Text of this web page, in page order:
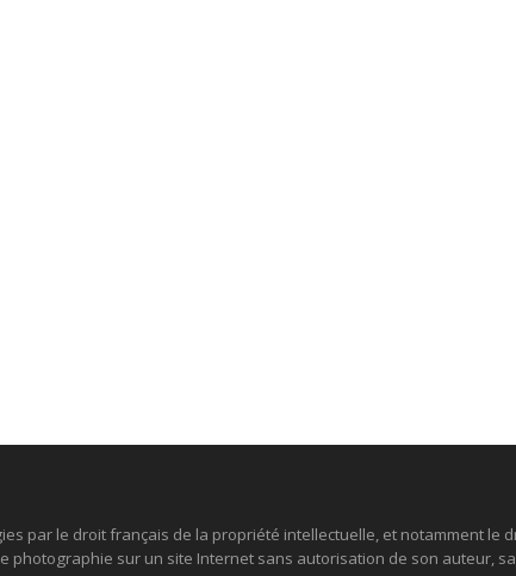
par le droit français de la propriété intellectuelle, et notamment le
photographie sur un site Internet sans autorisation de son auteur,